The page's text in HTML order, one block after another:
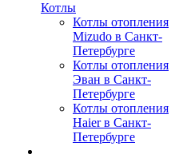
Котлы
Котлы отопления
Mizudo в Санкт-
Петербурге
Котлы отопления
Эван в Санкт-
Петербурге
Котлы отопления
Haier в Санкт-
Петербурге